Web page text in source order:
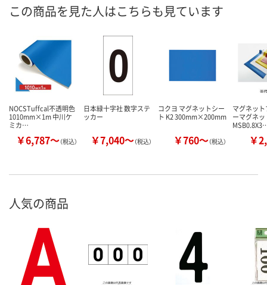
この商品を見た人はこちらも見ています
NOCSTuffcal不透明色
1010mm×1m 中川ケ
ミカ…
￥6,787～（税込）
日本緑十字社 数字ステ
ッカー
￥7,040～（税込）
コクヨ マグネットシー
ト K2 300mm×200mm
￥760～（税込）
マグネッ
ーマグネ
￥
人気の商品